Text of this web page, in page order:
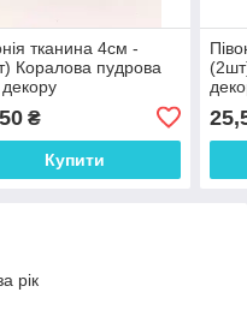
тканина 4см -
Коралова пудрова
₴
Купити
рік